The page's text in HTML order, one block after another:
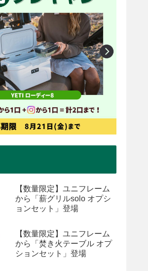
【数量限定】ユニフレーム
から「薪グリルsolo オプシ
ョンセット」登場
【数量限定】ユニフレーム
から「焚き火テーブル オプ
ションセット」登場